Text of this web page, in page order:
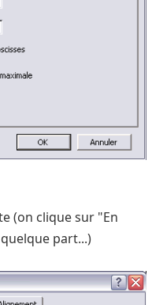
(on clique sur "En
part...)